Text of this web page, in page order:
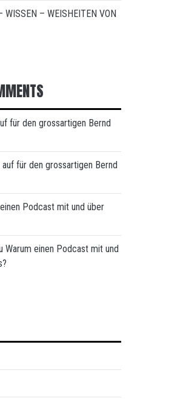
WISSEN – WEISHEITEN VON
für den grossartigen Bernd
auf für den grossartigen Bernd
Podcast mit und über
Warum einen Podcast mit und